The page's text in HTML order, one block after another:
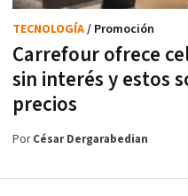
Carrefour ofrece
sin interés y estos
precios
TECNOLOGÍA/ Promoción
PorCésar Dergarabedian